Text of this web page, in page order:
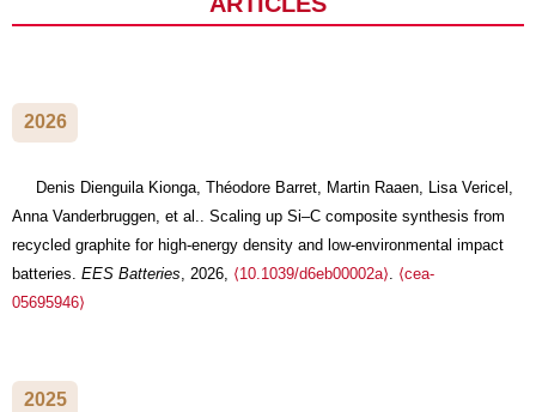
2026
Denis Dienguila Kionga, Théodore Barret, Martin Raaen, Lisa Vericel,
Anna Vanderbruggen, et al.. Scaling up Si–C composite synthesis from
recycled graphite for high-energy density and low-environmental impact
batteries. EES Batteries, 2026, ⟨10.1039/d6eb00002a⟩. ⟨cea-
05695946⟩
2025